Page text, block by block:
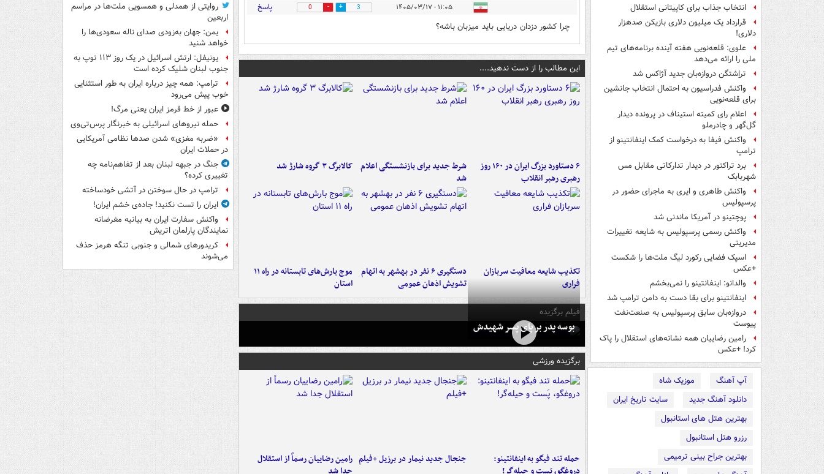
انتخاب جذاب برای کاپیتانی استقلال
قرارداد یک میلیون دلاری بازیکن صدهزار
دلاری!
علوی: قلعه‌نویی هفته آینده برنامه‌های تیم
ملی را ارائه می‌دهد
تراِشتگن دروازه‌بان جدید آژاکس شد
واکنش فدراسیون به احتمال انتخاب جانشین
برای قلعه‌نویی
اعلام رای کمیته استیناف در پرونده دیدار
گل‌گهر و چادرملو
واکنش فیفا به درخواست کمک اینفانتینو از
ترامپ
برد تراکتور در دیدار تدارکاتی مقابل مس
شهربابک
واکنش طاهری و ایری به ماجرای حضور در
پرسپولیس
پوچتینو در آمریکا ماندنی شد
واکنش رسمی پرسپولیس به شایعه تغییرات
مدیریتی
اسپک فضایی رکورد لیگ ملت‌ها را شکست
+عکس
والدانو: اینفانتینو را نمی‌بخشم
اینفانتینو برای بقا دست به دامن ترامپ شد
دروازه‌بان سابق پرسپولیس به صنعت‌نفت
پیوست
رامین رضاییان همه نشانه‌های استقلال را پاک
کرد! +عکس
آپ آهنگ
موزیک شاه
دانلود آهنگ جدید
سایت تاریخ ایران
بهترین هتل های استانبول
رزرو هتل استانبول
بهترین جراح بینی ترمیمی
۱۱:۰۵ - ۱۴۰۵/۰۳/۱۷ 3
0 پاسخ
چرا کشور دزدان دریایی باید میزبان باشه؟
این مطالب را از دست ندهید....
۶ دستاورد بزرگ ایران در ۱۶۰ روز
رهبری رهبر انقلاب
شرط جدید برای بازنشستگی اعلام
شد
کالابرگ ۳ گروه شارژ شد
تکذیب شایعه معافیت سربازان
فراری
دستگیری ۶ نفر در بهشهر به اتهام
تشویش اذهان عمومی
موج بارش‌های تابستانه در راه ۱۱
استان
فیلم برگزیده
بوسه‌ پدر بر پای پسر شهیدش
برگزیده ورزشی
حمله تند فیگو به اینفانتینو:
دروغگو، پَست‌ و حیله‌گر!
جنجال جدید نیمار در برزیل +فیلم رامین رضاییان رسماً از استقلال
جدا شد
روایتی از همدلی و همسویی ملت‌ها در مراسم
اربعین
یمن: جهان به‌زودی صدای ناله سعودی‌ها را
خواهد شنید
یونیفل: ارتش اسرائیل در یک روز ۱۱۳ توپ به
جنوب لبنان شلیک کرده است
ترامپ: همه چیز درباره ایران به طور استثنایی
خوب پیش می‌رود
عبور از خط قرمز ایران یعنی مرگ!
حمله نیروهای اسرائیلی به خبرنگار پرس‌تی‌وی
«ضربه مغزی» شدن صدها نظامی آمریکایی
در حملات ایران
جنگ در جبهه لبنان بعد از تفاهم‌نامه چه
تغییری کرده؟
ترامپ در حال سوختن در آتشی خودساخته
ایران را تست نکنید! جاده‌ی خشم ایران!
واکنش سفارت ایران به بیانیه مغرضانه
نمایندگان پارلمان اتریش
کریدورهای شمالی و جنوبی تنگه هرمز حذف
می‌شوند